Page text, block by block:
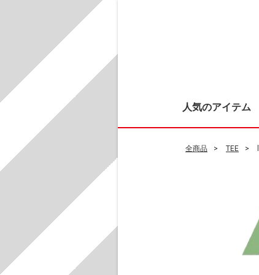
人気のアイテム
全商品 TEE